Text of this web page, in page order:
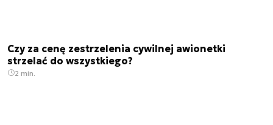
Czy za cenę zestrzelenia cywilnej awionetki
strzelać do wszystkiego?
2 min.